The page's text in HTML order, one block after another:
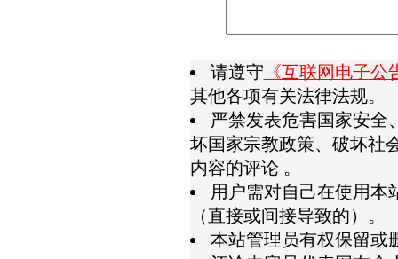
请遵守 《互联网电子
其他各项有关法律法规。
严禁发表危害国家安全
坏国家宗教政策、破坏社
内容的评论 。
用户需对自己在使用本
（直接或间接导致的）。
本站管理员有权保留或